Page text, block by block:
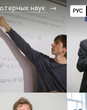
РУС
наук